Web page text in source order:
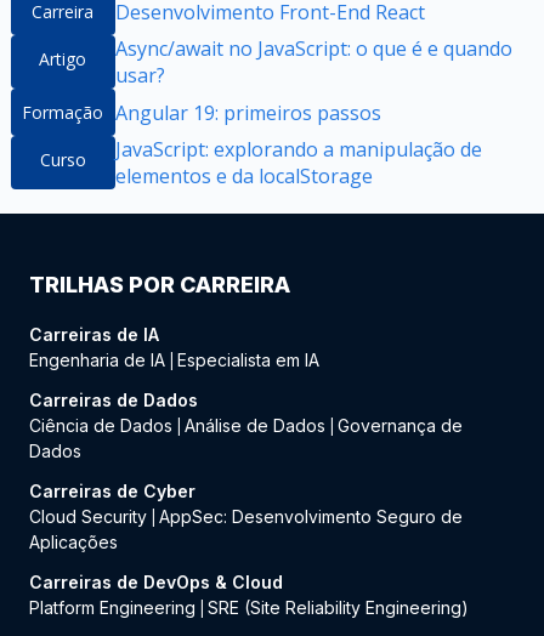
Carreira Desenvolvimento Front-End React
Artigo
Async/await no JavaScript: o que é e quando
usar?
Formação Angular 19: primeiros passos
Curso
JavaScript: explorando a manipulação de
elementos e da localStorage
TRILHAS POR CARREIRA
Carreiras de IA
Engenharia de IA Especialista em IA
Carreiras de Dados
Ciência de Dados
Análise de Dados
Governança de
Dados
Carreiras de Cyber
Cloud Security AppSec: Desenvolvimento Seguro de
Aplicações
Carreiras de DevOps & Cloud
Platform Engineering
SRE (Site Reliability Engineering)